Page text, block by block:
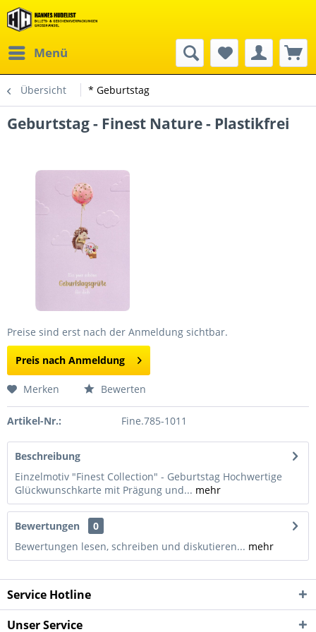
Menü
Übersicht * Geburtstag
Geburtstag - Finest Nature - Plastikfrei
Preise sind erst nach der Anmeldung sichtbar.
Preis nach Anmeldung
Merken Bewerten
Artikel-Nr.: Fine.785-1011
Beschreibung
Einzelmotiv "Finest Collection" - Geburtstag Hochwertige
Glückwunschkarte mit Prägung und... mehr
Bewertungen
0
Bewertungen lesen, schreiben und diskutieren... mehr
Service Hotline
Unser Service